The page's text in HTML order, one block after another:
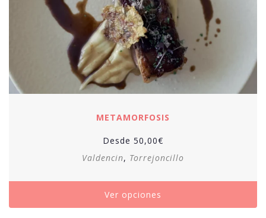
METAMORFOSIS
Desde 50,00€
Valdencin, Torrejoncillo
Ver opciones